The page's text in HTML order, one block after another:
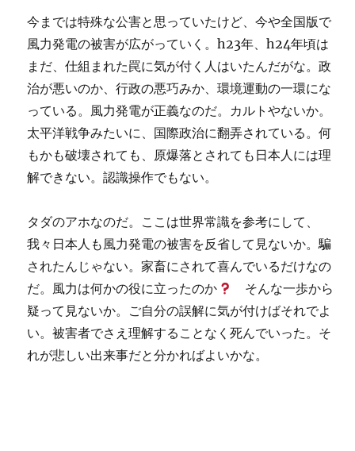
今までは特殊な公害と思っていたけど、今や全国版で
風力発電の被害が広がっていく。h23年、h24年頃は
まだ、仕組まれた罠に気が付く人はいたんだがな。政
治が悪いのか、行政の悪巧みか、環境運動の一環にな
っている。風力発電が正義なのだ。カルトやないか。
太平洋戦争みたいに、国際政治に翻弄されている。何
もかも破壊されても、原爆落とされても日本人には理
解できない。認識操作でもない。
タダのアホなのだ。ここは世界常識を参考にして、
我々日本人も風力発電の被害を反省して見ないか。騙
されたんじゃない。家畜にされて喜んでいるだけなの
だ。風力は何かの役に立ったのか
そんな一歩から
疑って見ないか。ご自分の誤解に気が付けばそれでよ
い。被害者でさえ理解することなく死んでいった。そ
れが悲しい出来事だと分かればよいかな。